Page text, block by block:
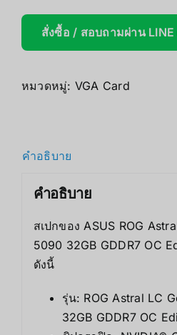
สั่งซื้อ / สอบถามผ่าน
หมวดหมู่: VGA Card
คำอธิบาย
คำอธิบาย
สเปกของ ASUS ROG
5090 32GB GDDR7 OC
ดังนี้
รุ่น: ROG Astral LC
32GB GDDR7 OC